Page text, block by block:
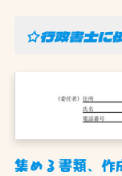
☆行政書士に
集める書類、作